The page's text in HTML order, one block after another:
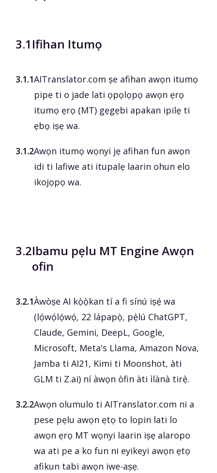
3.1 Ifihan Itumọ
3.1.1AITranslator.com ṣe afihan awọn itumọ
pipe ti o jade lati ọpọlọpọ awọn ẹrọ
itumọ ẹrọ (MT) gẹgẹbi apakan ipilẹ ti
ẹbọ iṣẹ wa.
3.1.2Awọn itumọ wọnyi jẹ afihan fun awọn
idi ti lafiwe ati itupalẹ laarin ohun elo
ikojọpọ wa.
3.2Ibamu pẹlu MT Engine Awọn
ofin
3.2.1Àwòṣe AI kọ̀ọ̀kan tí a fi sínú iṣẹ́ wa
(lọ́wọ́lọ́wọ́, 22 lápapọ̀, pẹ̀lú ChatGPT,
Claude, Gemini, DeepL, Google,
Microsoft, Meta's Llama, Amazon Nova,
Jamba ti AI21, Kimi ti Moonshot, àti
GLM ti Z.ai) ní àwọn òfin àti ìlànà tirẹ̀.
3.2.2Awọn olumulo ti AITranslator.com ni a
pese pẹlu awọn ẹtọ to lopin lati lo
awọn ẹrọ MT wọnyi laarin iṣẹ alaropo
wa ati pe a ko fun ni eyikeyi awọn ẹtọ
afikun tabi awọn iwe-aṣẹ.